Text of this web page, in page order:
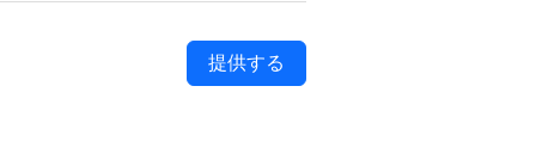
提供する